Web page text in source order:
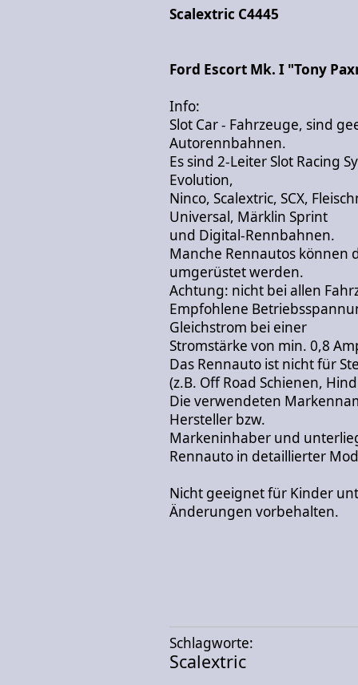
Scalextric C4445
Ford Escort Mk. I "Tony
Info:
Slot Car - Fahrzeuge, sind
Autorennbahnen.
Es sind 2-Leiter Slot Racing
Evolution,
Ninco, Scalextric, SCX,
Universal, Märklin Sprint
und Digital-Rennbahnen.
Manche Rennautos können
umgerüstet werden.
Achtung: nicht bei allen
Empfohlene
Gleichstrom bei einer
Stromstärke von min. 0,8
Das Rennauto ist nicht für
(z.B. Off Road Schienen,
Die verwendeten
Hersteller bzw.
Markeninhaber und
Rennauto in detaillierter
Nicht geeignet für Kinder
Änderungen vorbehalten.
Schlagworte:
Scalextric